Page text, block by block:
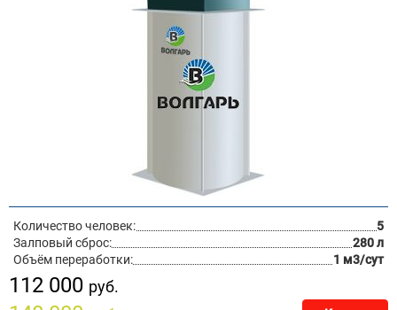
Количество человек:
5
Залповый сброс:
280 л
Объём переработки:
1 м3/сут
112 000 руб.